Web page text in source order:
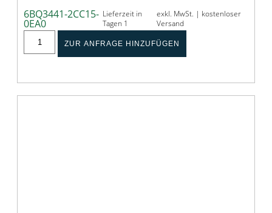
6BQ3441-2CC15-
0EA0
Lieferzeit in
Tagen 1
exkl. MwSt. | kostenloser
Versand
ZUR ANFRAGE HINZUFÜGEN